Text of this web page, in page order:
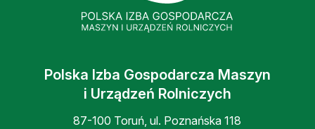
Polska Izba Gospodarcza Maszyn
i Urządzeń Rolniczych
87-100 Toruń, ul. Poznańska 118